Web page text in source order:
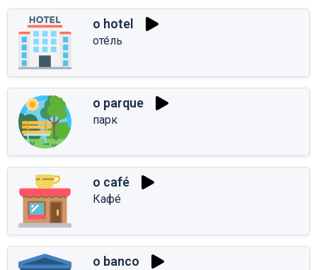
o hotel
оте́ль
o parque
парк
o café
Кафе́
o banco